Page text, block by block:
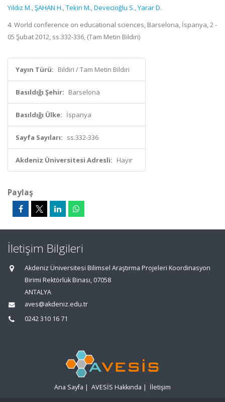
Yıldız M.,ŞAHAN H.,Tekin M.,Devecioğlu S.,Yarar D.
4. World conference on educational sciences, Barselona, İspanya, 2 -
05 Şubat 2012, ss.332-336, (Tam Metin Bildiri)
Yayın Türü: Bildiri / Tam Metin Bildiri
Basıldığı Şehir: Barselona
Basıldığı Ülke: İspanya
Sayfa Sayıları: ss.332-336
Akdeniz Üniversitesi Adresli: Hayır
Paylaş
İletişim Bilgileri
Akdeniz Üniversitesi Bilimsel Araştırma Projeleri Koordinasyon
Birimi Rektörlük Binası, 07058
ANTALYA
aves@akdeniz.edu.tr
0242 310 16 71
Ana Sayfa | AVESİS Hakkında | İletişim